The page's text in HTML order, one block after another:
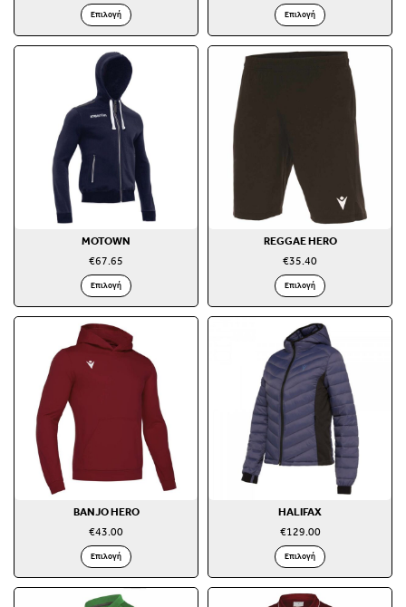
Επιλογή Επιλογή
MOTOWN
€67.65
Επιλογή
REGGAE HERO
€35.40
Επιλογή
BANJO HERO
€43.00
Επιλογή
HALIFAX
€129.00
Επιλογή